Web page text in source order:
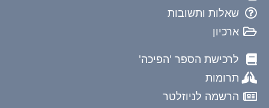
שאלות ותשובות
ארכיון
לרכישת הספר 'הפיכה'
תרומות
הרשמה לניוזלטר